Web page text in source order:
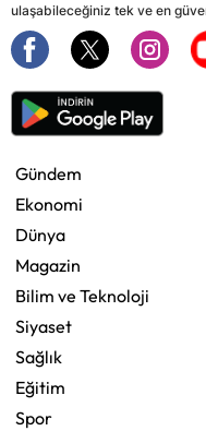
ulaşabileceğiniz tek ve en
Gündem
Ekonomi
Dünya
Magazin
Bilim ve Teknoloji
Siyaset
Sağlık
Eğitim
Spor